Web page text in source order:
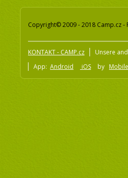
Copyright© 2009 - 2018 Camp.cz -
KONTAKT - CAMP.cz Unsere
App: Android iOS by